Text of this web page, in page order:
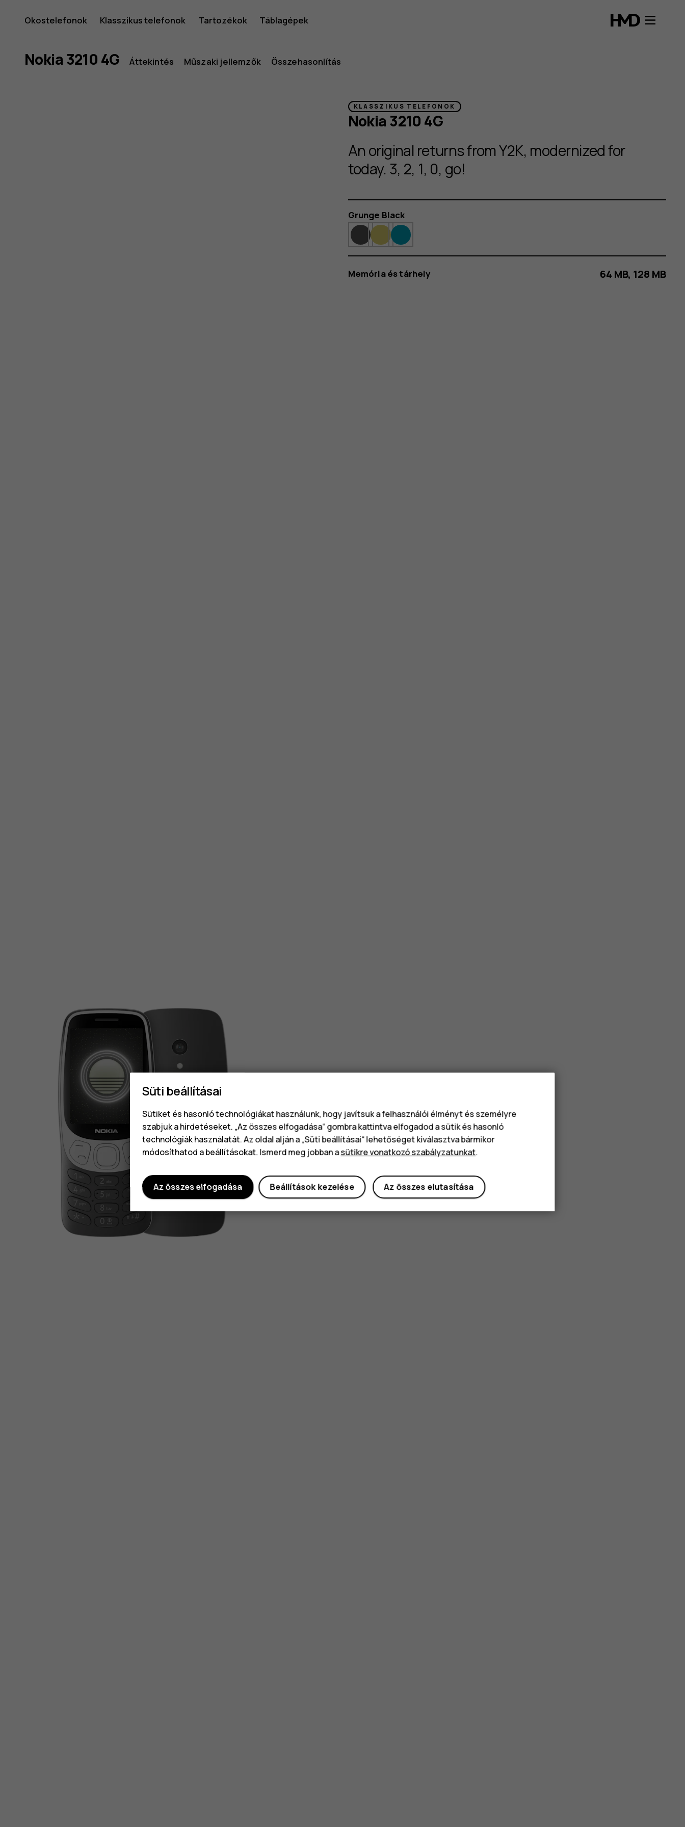
Nokia
3210
Okostelefonok Klasszikus telefonok Tartozékok Táblagépek
Nokia 3210 4G Áttekintés Műszaki jellemzők Összehasonlítás
KLASSZIKUS TELEFONOK
Nokia 3210 4G
An original returns from Y2K, modernized for
today. 3, 2, 1, 0, go!
Szín
Grunge Black
Memória és tárhely 64 MB, 128 MB
Süti beállításai
Sütiket és hasonló technológiákat használunk, hogy javítsuk a felhasználói élményt és személyre
szabjuk a hirdetéseket. „Az összes elfogadása“ gombra kattintva elfogadod a sütik és hasonló
technológiák használatát. Az oldal alján a „Süti beállításai“ lehetőséget kiválasztva bármikor
módosíthatod a beállításokat. Ismerd meg jobban asütikre vonatkozó szabályzatunkat.
Az összes elutasítása
Beállítások kezelése
Az összes elfogadása